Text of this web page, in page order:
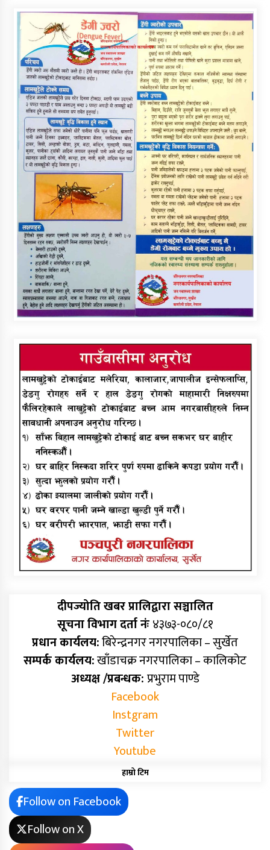
दीपज्योति खबर प्रालिद्वारा सञ्चालित
सूचना विभाग दर्ता नंः४३७३-०८०/८१
प्रधान कार्यलय:बिरेन्द्रनगर नगरपालिका – सुर्खेत
सम्पर्क कार्यलय:खाँडाचक्र नगरपालिका – कालिकोट
अध्यक्ष /प्रबन्धक:प्रभुराम पाण्डे
Facebook
Instgram
Twitter
Youtube
हाम्रो टिम
Follow on Facebook
Follow on X